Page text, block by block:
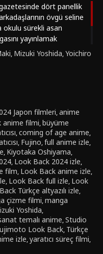
keşfedebilirsiniz.
dört panellik
övgü seline
sürekli asan
yayınlamak
tutku onları bir
edene dek. Yürek
serilir.
, Mizuki Yoshida,Yoichiro
Japon filmleri,anime
anime filmi,büyüme
,coming of age anime,
, Fujino,full anime izle,
, Kiyotaka Oshiyama,
, Look Back 2024 izle,
film, Look Back anime izle,
, Look Back full izle, Look
Türkçe altyazılı izle,
çizme filmi,manga
Yoshida,
temalı anime,Studio
Look Back, Türkçe
izle,yaratıcı süreç filmi,